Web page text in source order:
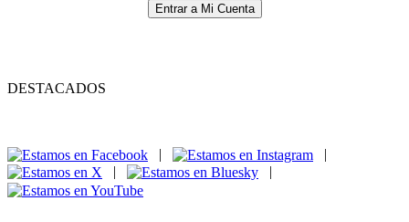
Entrar a Mi Cuenta
DESTACADOS
|
|
|
|